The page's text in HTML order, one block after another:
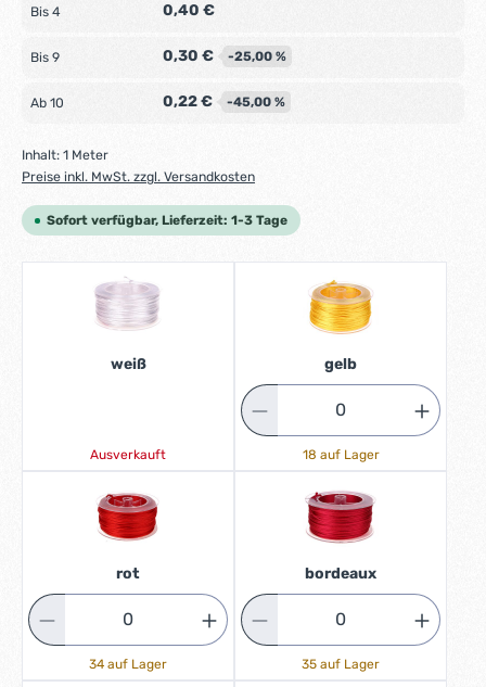
Bis 4 0,40 €
Bis 9 0,30 € -25,00 %
Ab 10 0,22 € -45,00 %
Inhalt: 1 Meter
Preise inkl. MwSt. zzgl. Versandkosten
Sofort verfügbar, Lieferzeit: 1-3 Tage
weiß
Ausverkauft
gelb
18 auf Lager
rot
34 auf Lager
bordeaux
35 auf Lager